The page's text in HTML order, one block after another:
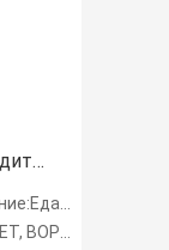
гайки
RCPP на заказ